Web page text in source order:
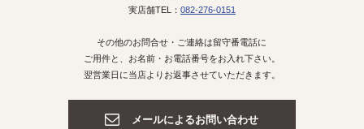
実店舗TEL： 082-276-0151
その他のお問合せ・ご連絡は留守番電話に
ご用件と、お名前・お電話番号をお入れ下さい。
翌営業日に当店よりお返事させていただきます。
メールによるお問い合わせ